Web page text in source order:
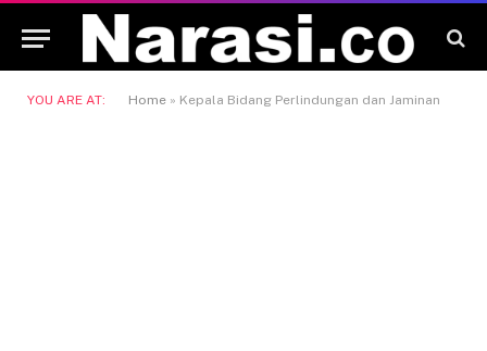
YOU ARE AT: Home » Kepala Bidang Perlindungan dan Jaminan